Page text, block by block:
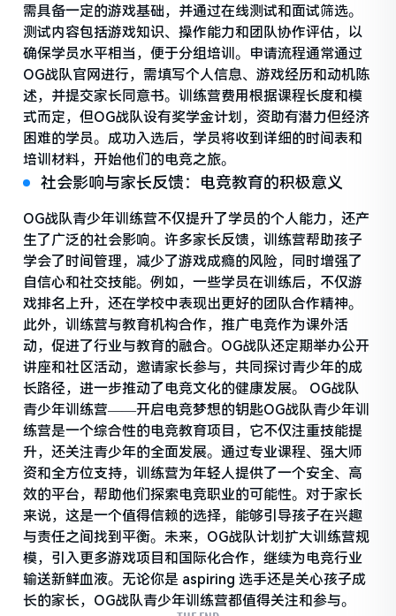
需具备一定的游戏基础，并通过在线测试和面试筛选。
测试内容包括游戏知识、操作能力和团队协作评估，以
确保学员水平相当，便于分组培训。申请流程通常通过
OG战队官网进行，需填写个人信息、游戏经历和动机陈
述，并提交家长同意书。训练营费用根据课程长度和模
式而定，但OG战队设有奖学金计划，资助有潜力但经济
困难的学员。成功入选后，学员将收到详细的时间表和
培训材料，开始他们的电竞之旅。
社会影响与家长反馈：电竞教育的积极意义
OG战队青少年训练营不仅提升了学员的个人能力，还产
生了广泛的社会影响。许多家长反馈，训练营帮助孩子
学会了时间管理，减少了游戏成瘾的风险，同时增强了
自信心和社交技能。例如，一些学员在训练后，不仅游
戏排名上升，还在学校中表现出更好的团队合作精神。
此外，训练营与教育机构合作，推广电竞作为课外活
动，促进了行业与教育的融合。OG战队还定期举办公开
讲座和社区活动，邀请家长参与，共同探讨青少年的成
长路径，进一步推动了电竞文化的健康发展。 OG战队
青少年训练营——开启电竞梦想的钥匙OG战队青少年训
练营是一个综合性的电竞教育项目，它不仅注重技能提
升，还关注青少年的全面发展。通过专业课程、强大师
资和全方位支持，训练营为年轻人提供了一个安全、高
效的平台，帮助他们探索电竞职业的可能性。对于家长
来说，这是一个值得信赖的选择，能够引导孩子在兴趣
与责任之间找到平衡。未来，OG战队计划扩大训练营规
模，引入更多游戏项目和国际化合作，继续为电竞行业
输送新鲜血液。无论你是 aspiring 选手还是关心孩子成
长的家长，OG战队青少年训练营都值得关注和参与。